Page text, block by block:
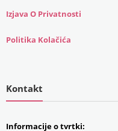
Izjava O Privatnosti
Politika Kolačića
Kontakt
Informacije o tvrtki: